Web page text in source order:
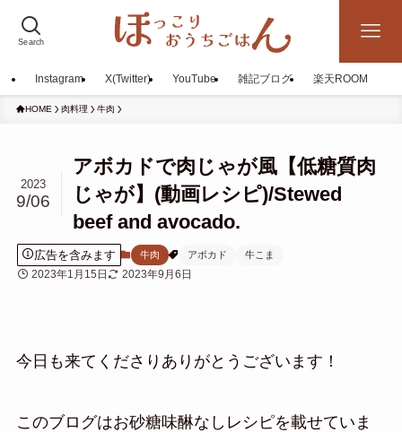
Search
Instagram X(Twitter) YouTube 雑記ブログ 楽天ROOM
HOME 肉料理 牛肉
アボカドで肉じゃが風【低糖質肉
じゃが】(動画レシピ)/Stewed
beef and avocado.
2023
9/06
広告を含みます 牛肉 アボカド 牛こま
2023年1月15日 2023年9月6日
今日も来てくださりありがとうございます！
このブログはお砂糖味醂なしレシピを載せていま